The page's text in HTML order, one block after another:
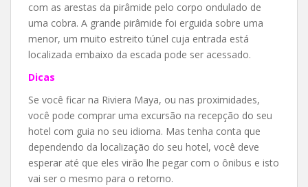
com as arestas da pirâmide pelo corpo ondulado de
uma cobra. A grande pirâmide foi erguida sobre uma
menor, um muito estreito túnel cuja entrada está
localizada embaixo da escada pode ser acessado.
Dicas
Se você ficar na Riviera Maya, ou nas proximidades,
você pode comprar uma excursão na recepção do seu
hotel com guia no seu idioma. Mas tenha conta que
dependendo da localização do seu hotel, você deve
esperar até que eles virão lhe pegar com o ônibus e isto
vai ser o mesmo para o retorno.